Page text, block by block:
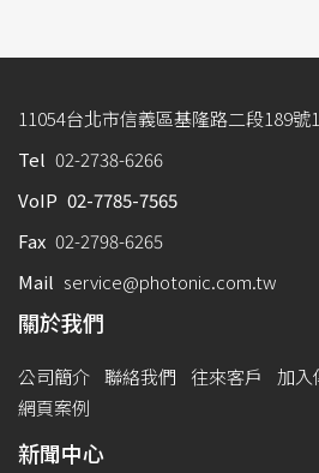
11054台北市信義區基隆路二段189號
Tel 02-2738-6266
VoIP 02-7785-7565
Fax 02-2798-6265
Mail service@photonic.com.tw
關於我們
公司簡介 聯絡我們 往來客戶 加入
網頁案例
新聞中心